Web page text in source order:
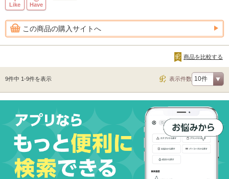
Like Have
この商品の購入サイトへ
商品を比較する
9件中 1-9件を表示 表示件数